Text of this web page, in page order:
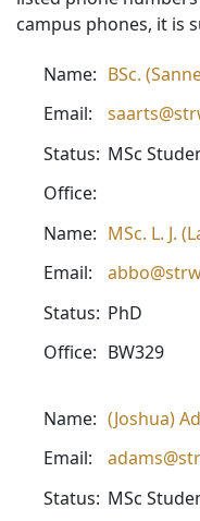
campus phones, it is
Name: BSc.
Email:
Status: MSc
Office:
Name: MSc. L. J.
Email:
Status: PhD
Office: BW329
Name: (Joshua)
Email:
Status: MSc